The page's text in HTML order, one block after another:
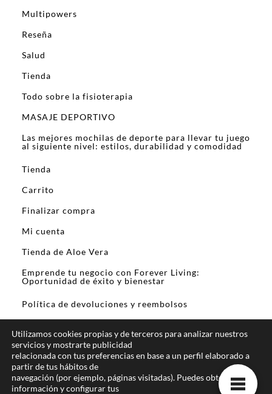
Multipowers
Reseña
Salud
Tienda
Todo sobre la fisioterapia
MASAJE DEPORTIVO
Las mejores mochilas de deporte para llevar tu juego
al siguiente nivel: estilos, durabilidad y comodidad
Tienda
Carrito
Finalizar compra
Mi cuenta
Tienda de Aloe Vera
Emprende tu negocio con Forever Living:
Oportunidad de éxito y bienestar
Política de devoluciones y reembolsos
En calidad de Afiliado de Amazon y otros
programas de afiliación, obtengo ingresos por las
Utilizamos cookies propias y de terceros para analizar nuestros
servicios y mostrarte publicidad
relacionada con tus preferencias en base a un perfil elaborado a
partir de tus hábitos de
navegación (por ejemplo, páginas visitadas). Puedes obtener más
información y configurar tus